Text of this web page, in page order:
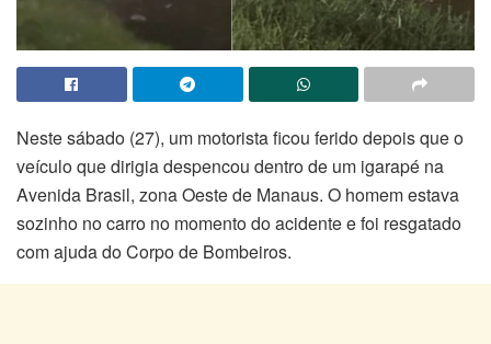
Neste sábado (27), um motorista ficou ferido depois que o
veículo que dirigia despencou dentro de um igarapé na
Avenida Brasil, zona Oeste de Manaus. O homem estava
sozinho no carro no momento do acidente e foi resgatado
com ajuda do Corpo de Bombeiros.